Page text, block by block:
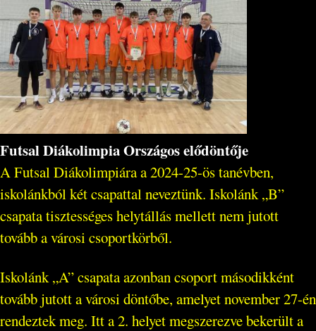
Futsal Diákolimpia Országos elődöntője
A Futsal Diákolimpiára a 2024-25-ös tanévben,
iskolánkból két csapattal neveztünk. Iskolánk „B”
csapata tisztességes helytállás mellett nem jutott
tovább a városi csoportkörből.
Iskolánk „A” csapata azonban csoport másodikként
tovább jutott a városi döntőbe, amelyet november 27-én
rendeztek meg. Itt a 2. helyet megszerezve bekerült a